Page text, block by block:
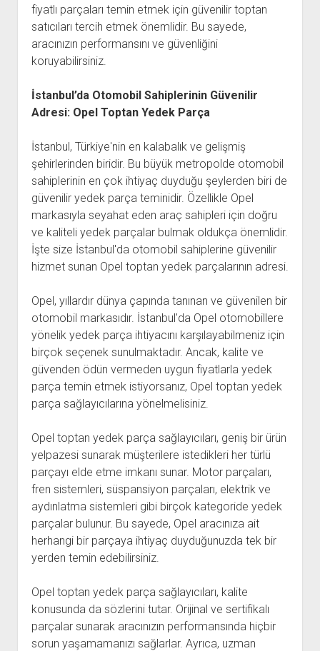
fiyatlı parçaları temin etmek için güvenilir toptan
satıcıları tercih etmek önemlidir. Bu sayede,
aracınızın performansını ve güvenliğini
koruyabilirsiniz.
İstanbul’da Otomobil Sahiplerinin Güvenilir
Adresi: Opel Toptan Yedek Parça
İstanbul, Türkiye'nin en kalabalık ve gelişmiş
şehirlerinden biridir. Bu büyük metropolde otomobil
sahiplerinin en çok ihtiyaç duyduğu şeylerden biri de
güvenilir yedek parça teminidir. Özellikle Opel
markasıyla seyahat eden araç sahipleri için doğru
ve kaliteli yedek parçalar bulmak oldukça önemlidir.
İşte size İstanbul'da otomobil sahiplerine güvenilir
hizmet sunan Opel toptan yedek parçalarının adresi.
Opel, yıllardır dünya çapında tanınan ve güvenilen bir
otomobil markasıdır. İstanbul'da Opel otomobillere
yönelik yedek parça ihtiyacını karşılayabilmeniz için
birçok seçenek sunulmaktadır. Ancak, kalite ve
güvenden ödün vermeden uygun fiyatlarla yedek
parça temin etmek istiyorsanız, Opel toptan yedek
parça sağlayıcılarına yönelmelisiniz.
Opel toptan yedek parça sağlayıcıları, geniş bir ürün
yelpazesi sunarak müşterilere istedikleri her türlü
parçayı elde etme imkanı sunar. Motor parçaları,
fren sistemleri, süspansiyon parçaları, elektrik ve
aydınlatma sistemleri gibi birçok kategoride yedek
parçalar bulunur. Bu sayede, Opel aracınıza ait
herhangi bir parçaya ihtiyaç duyduğunuzda tek bir
yerden temin edebilirsiniz.
Opel toptan yedek parça sağlayıcıları, kalite
konusunda da sözlerini tutar. Orijinal ve sertifikalı
parçalar sunarak aracınızın performansında hiçbir
sorun yaşamamanızı sağlarlar. Ayrıca, uzman